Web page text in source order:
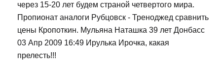
через 15-20 лет будем страной четвертого мира.
Пропионат аналоги Рубцовск - Треноджед сравнить
цены Кропоткин. Мульяна Наташка 39 лет Донбасс
03 Апр 2009 16:49 Ирулька Ирочка, какая
прелесть!!!